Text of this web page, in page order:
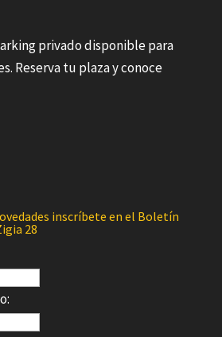
privado disponible para
Reserva tu plaza y conoce
inscríbete en el Boletín
28